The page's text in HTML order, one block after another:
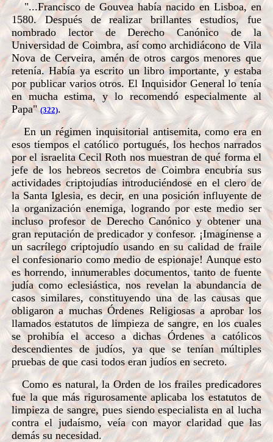
"...Francisco de Gouvea había nacido en Lisboa, en
1580. Después de realizar brillantes estudios, fue
nombrado lector de Derecho Canónico de la
Universidad de Coimbra, así como archidiácono de Vila
Nova de Cerveira, amén de otros cargos menores que
retenía. Había ya escrito un libro importante, y estaba
por publicar varios otros. El Inquisidor General lo tenía
en mucha estima, y lo recomendó especialmente al
Papa"(322).
En un régimen inquisitorial antisemita, como era en
esos tiempos el católico portugués, los hechos narrados
por el israelita Cecil Roth nos muestran de qué forma el
jefe de los hebreos secretos de Coimbra encubría sus
actividades criptojudías introduciéndose en el clero de
la Santa Iglesia, es decir, en una posición influyente de
la organización enemiga, logrando por este medio ser
incluso profesor de Derecho Canónico y obtener una
gran reputación de predicador y confesor. ¡Imagínense a
un sacrílego criptojudío usando en su calidad de fraile
el confesionario como medio de espionaje! Aunque esto
es horrendo, innumerables documentos, tanto de fuente
judía como eclesiástica, nos revelan la abundancia de
casos similares, constituyendo una de las causas que
obligaron a muchas Órdenes Religiosas a aprobar los
llamados estatutos de limpieza de sangre, en los cuales
se prohibía el acceso a dichas Órdenes a católicos
descendientes de judíos, ya que se tenían múltiples
pruebas de que casi todos eran judíos en secreto.
Como es natural, la Orden de los frailes predicadores
fue la que más rigurosamente aplicaba los estatutos de
limpieza de sangre, pues siendo especialista en al lucha
contra el judaísmo, veía con mayor claridad que las
demás su necesidad.